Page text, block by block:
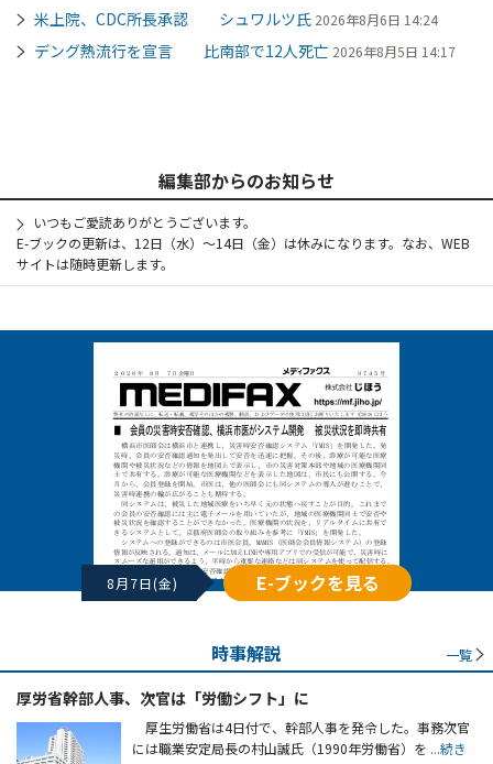
米上院、CDC所長承認 シュワルツ氏 2026年8月6日 14:24
デング熱流行を宣言 比南部で12人死亡 2026年8月5日 14:17
編集部からのお知らせ
いつもご愛読ありがとうございます。
E-ブックの更新は、12日（水）～14日（金）は休みになります。なお、WEB
サイトは随時更新します。
8月7日(金) E-ブックを見る
時事解説 一覧
厚労省幹部人事、次官は「労働シフト」に
厚生労働省は4日付で、幹部人事を発令した。事務次官
には職業安定局長の村山誠氏（1990年労働省）を ...続き